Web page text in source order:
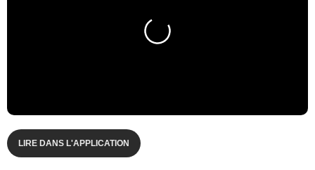
LIRE DANS L'APPLICATION